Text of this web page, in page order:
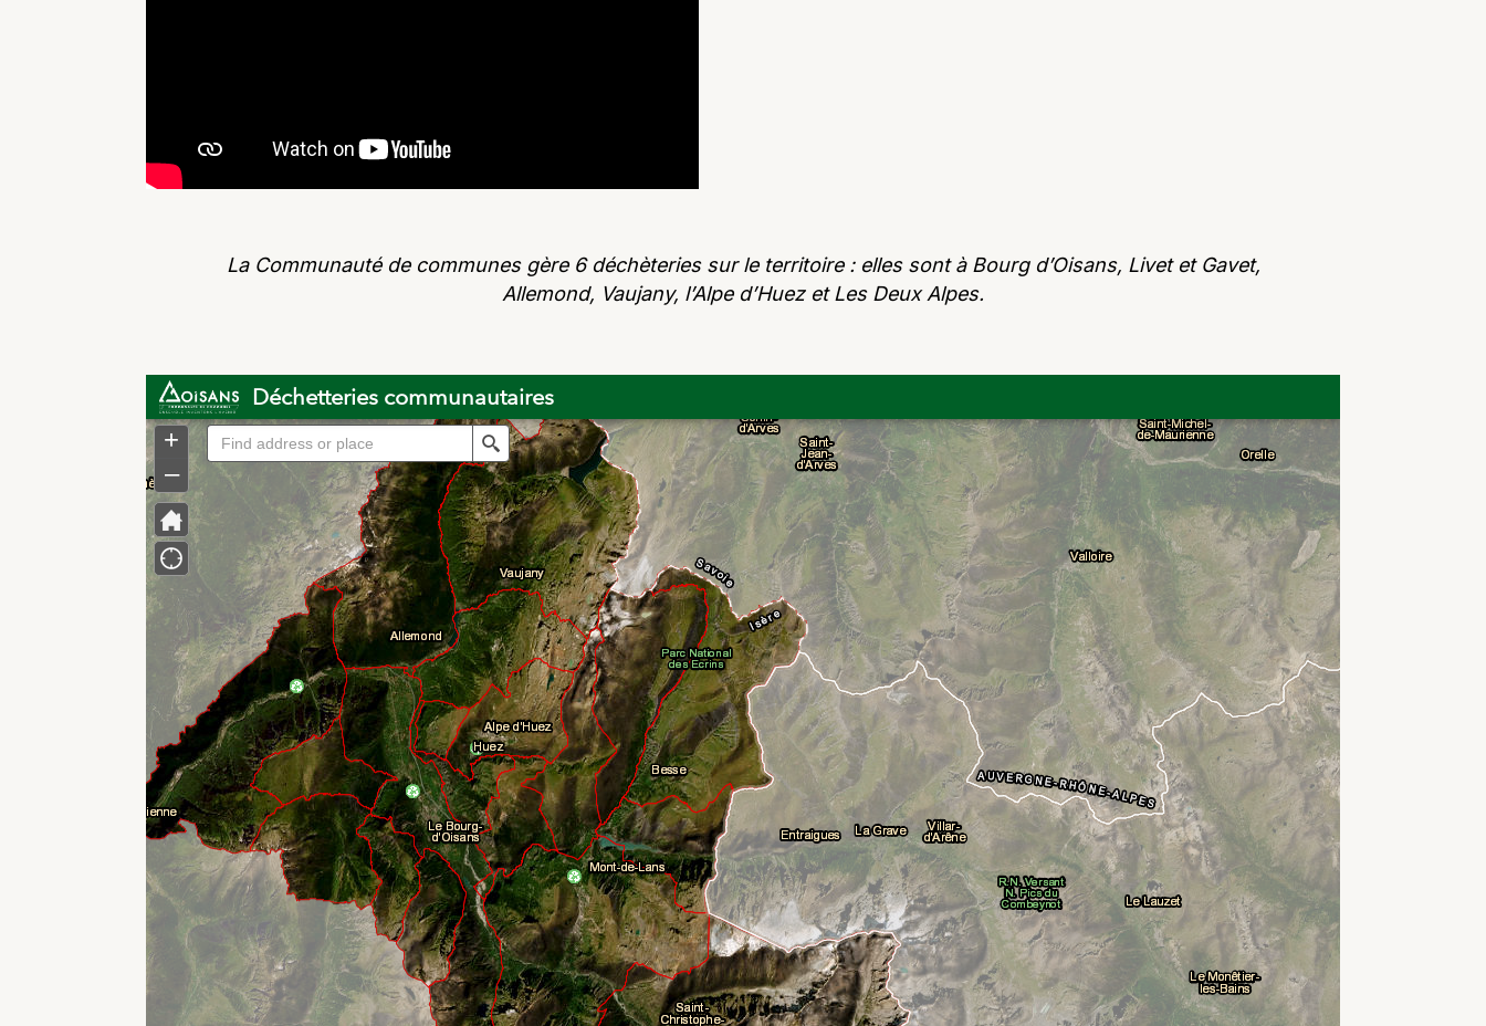
La Communauté de communes gère 6 déchèteries sur le territoire : elles sont à Bourg d’Oisans, Livet et Gavet,
Allemond, Vaujany, l’Alpe d’Huez et Les Deux Alpes.